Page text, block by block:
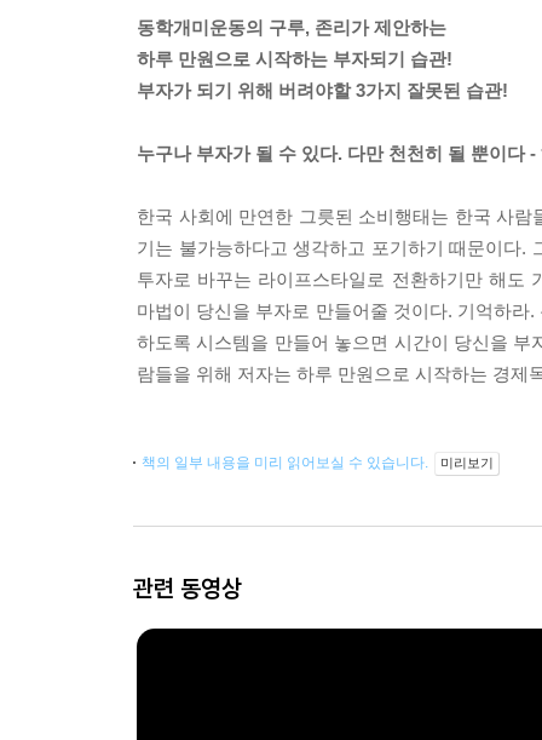
동학개미운동의 구루, 존리가 제안하는
하루 만원으로 시작하는 부자되기 습관!
부자가 되기 위해 버려야할 3가지 잘못된 습관!
누구나 부자가 될 수 있다. 다만 천천히 될 뿐이다
한국 사회에 만연한 그릇된 소비행태는 한국 사
기는 불가능하다고 생각하고 포기하기 때문이다.
투자로 바꾸는 라이프스타일로 전환하기만 해도
마법이 당신을 부자로 만들어줄 것이다. 기억하
하도록 시스템을 만들어 놓으면 시간이 당신을
람들을 위해 저자는 하루 만원으로 시작하는 경제
책의 일부 내용을 미리 읽어보실 수 있습니다. 미리보기
관련 동영상